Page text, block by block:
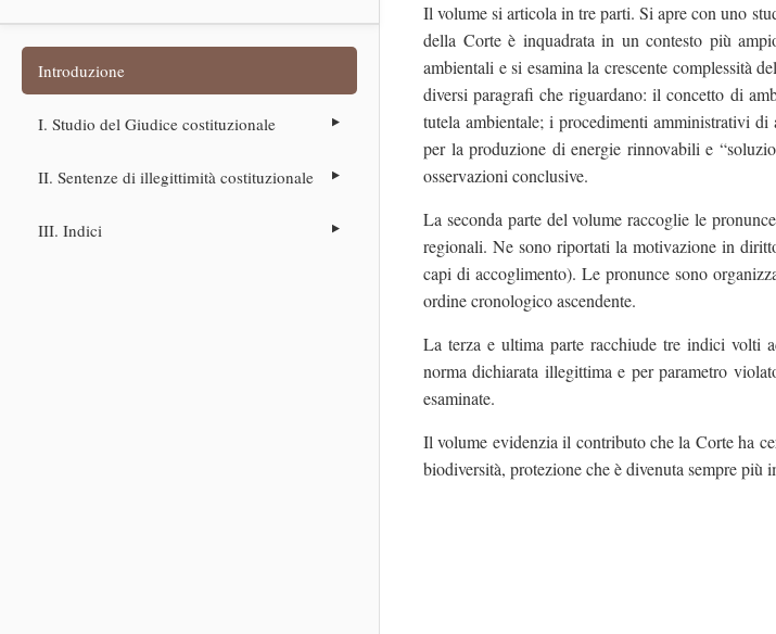
Introduzione
I. Studio del Giudice costituzionale
II. Sentenze di illegittimità costituzionale
III. Indici
Il volume si articola in tre parti. Si apre con uno
della Corte è inquadrata in un contesto più
ambientali e si esamina la crescente complessità
diversi paragrafi che riguardano: il concetto di
tutela ambientale; i procedimenti amministrativi
per la produzione di energie rinnovabili e
osservazioni conclusive.
La seconda parte del volume raccoglie le
regionali. Ne sono riportati la motivazione in
capi di accoglimento). Le pronunce sono
ordine cronologico ascendente.
La terza e ultima parte racchiude tre indici volti
norma dichiarata illegittima e per parametro
esaminate.
Il volume evidenzia il contributo che la Corte ha
biodiversità, protezione che è divenuta sempre